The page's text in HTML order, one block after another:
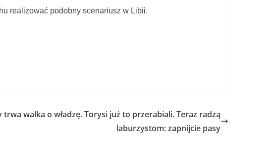
realizować podobny scenariusz w Libii.
trwa walka o władzę. Torysi już to przerabiali. Teraz radzą
laburzystom: zapnijcie pasy